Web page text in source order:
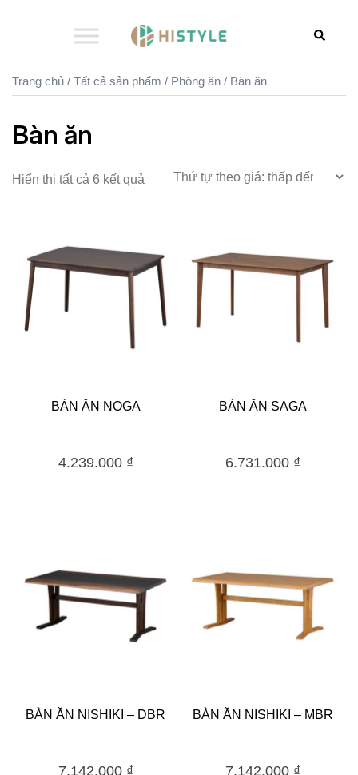
Search
Trang chủ / Tất cả sản phẩm / Phòng ăn / Bàn ăn
Bàn ăn
Hiển thị tất cả 6 kết quả
BÀN ĂN NOGA
4.239.000 ₫
BÀN ĂN SAGA
6.731.000 ₫
BÀN ĂN NISHIKI – DBR
7.142.000 ₫
BÀN ĂN NISHIKI – MBR
7.142.000 ₫